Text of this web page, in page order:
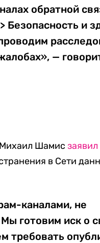
обратной
Безопасность и
—
Михаил Шамисзаявил
в Сети
каналами, не
готовим иск о
требовать